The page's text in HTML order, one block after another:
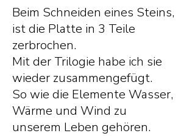
Beim Schneiden eines Steins,
ist die Platte in 3 Teile
zerbrochen.
Mit der Trilogie habe ich sie
wieder zusammengefügt.
So wie die Elemente Wasser,
Wärme und Wind zu
unserem Leben gehören.